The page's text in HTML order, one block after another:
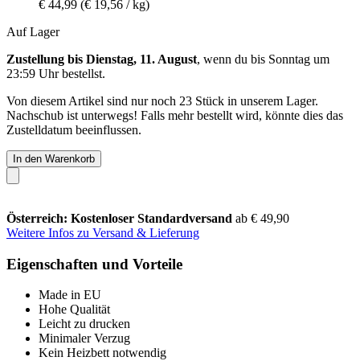
€ 44,99 (€ 19,56 / kg)
Auf Lager
Zustellung bis Dienstag, 11. August, wenn du bis Sonntag um
23:59 Uhrbestellst.
Von diesem Artikel sind nur noch 23 Stück in unserem Lager.
Nachschub ist unterwegs! Falls mehr bestellt wird, könnte dies das
Zustelldatum beeinflussen.
In den Warenkorb
Österreich: Kostenloser Standardversand ab € 49,90
Weitere Infos zu Versand & Lieferung
Eigenschaften und Vorteile
Made in EU
Hohe Qualität
Leicht zu drucken
Minimaler Verzug
Kein Heizbett notwendig